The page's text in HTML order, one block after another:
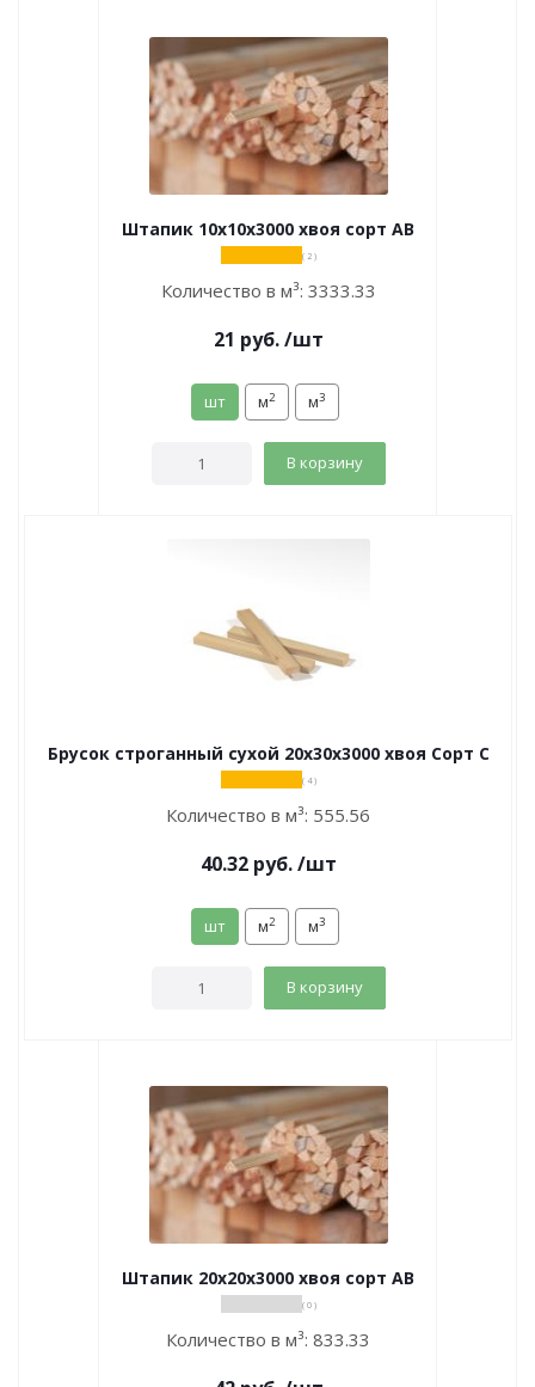
Штапик 10х10х3000 хвоя сорт АВ
( 2 )
Количество в м³: 3333.33
21 руб. /шт
шт м2 м3
В корзину
Брусок строганный сухой 20х30х3000 хвоя Сорт С
( 4 )
Количество в м³: 555.56
40.32руб. /шт
шт м2 м3
В корзину
Штапик 20х20х3000 хвоя сорт АВ
( 0 )
Количество в м³: 833.33